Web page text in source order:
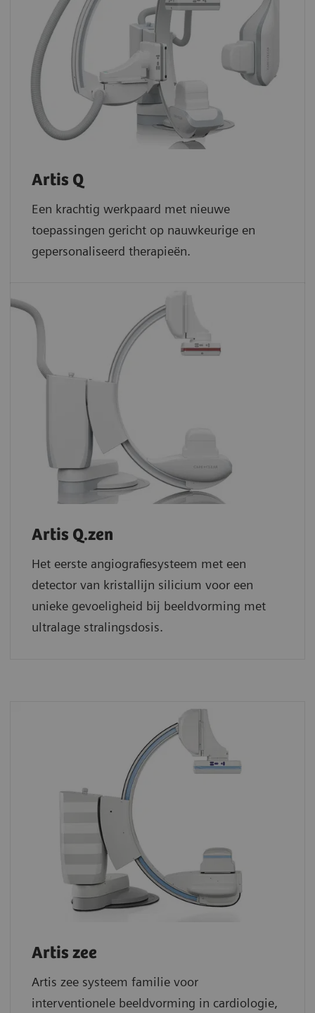
Artis Q
Een krachtig werkpaard met nieuwe
toepassingen gericht op nauwkeurige en
gepersonaliseerd therapieën.
Artis Q.zen
Het eerste angiografiesysteem met een
detector van kristallijn silicium voor een
unieke gevoeligheid bij beeldvorming met
ultralage stralingsdosis.
Artis zee
Artis zee systeem familie voor
interventionele beeldvorming in cardiologie,